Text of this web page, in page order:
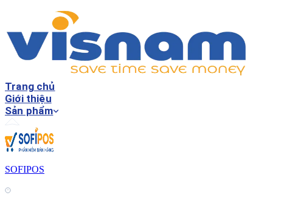
Trang chủ
Giới thiệu
Sản phẩm
SOFIPOS